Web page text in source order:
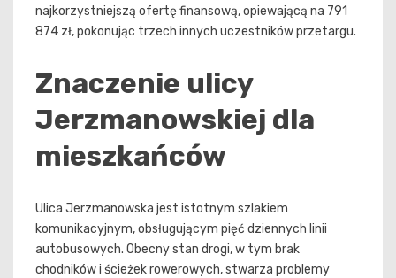
najkorzystniejszą ofertę finansową, opiewającą na 791
874 zł, pokonując trzech innych uczestników przetargu.
Znaczenie ulicy
Jerzmanowskiej dla
mieszkańców
Ulica Jerzmanowska jest istotnym szlakiem
komunikacyjnym, obsługującym pięć dziennych linii
autobusowych. Obecny stan drogi, w tym brak
chodników i ścieżek rowerowych, stwarza problemy